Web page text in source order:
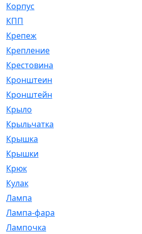
Корпус
КПП
Крепеж
Крепление
Крестовина
Кронштеин
Кронштейн
Крыло
Крыльчатка
Крышка
Крышки
Крюк
Кулак
Лампа
Лампа-фара
Лампочка